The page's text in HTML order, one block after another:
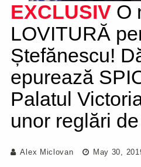
EXCLUSIV O
LOVITURĂ
Ștefănescu!
epurează
Palatul
unor reglări
Alex Miclovan May 30,